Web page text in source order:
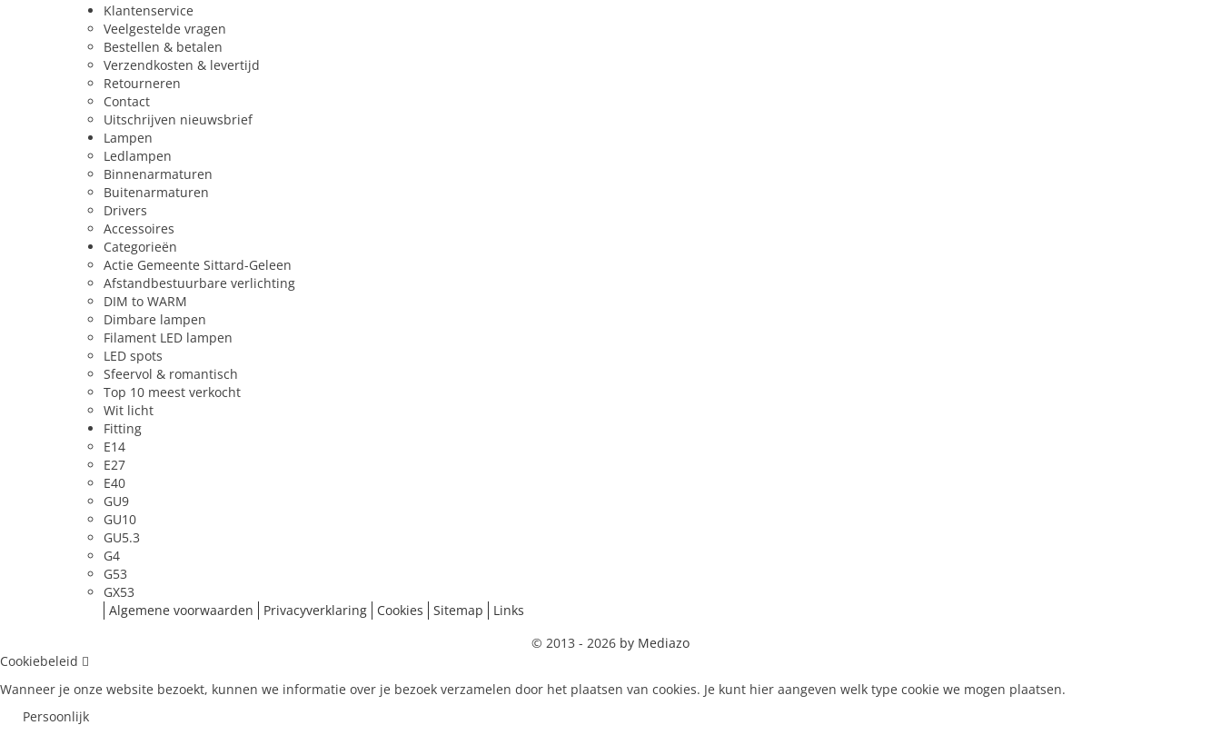
Klantenservice
Veelgestelde vragen
Bestellen & betalen
Verzendkosten & levertijd
Retourneren
Contact
Uitschrijven nieuwsbrief
Lampen
Ledlampen
Binnenarmaturen
Buitenarmaturen
Drivers
Accessoires
Categorieën
Actie Gemeente Sittard-Geleen
Afstandbestuurbare verlichting
DIM to WARM
Dimbare lampen
Filament LED lampen
LED spots
Sfeervol & romantisch
Top 10 meest verkocht
Wit licht
Fitting
E14
E27
E40
GU9
GU10
GU5.3
G4
G53
GX53
Algemene voorwaarden
Privacyverklaring Cookies Sitemap
Links
© 2013 - 2026 by Mediazo
Cookiebeleid
Wanneer je onze website bezoekt, kunnen we informatie over je bezoek verzamelen door het plaatsen van cookies. Je kunt hier aangeven welk type cookie we mogen plaatsen.
Persoonlijk